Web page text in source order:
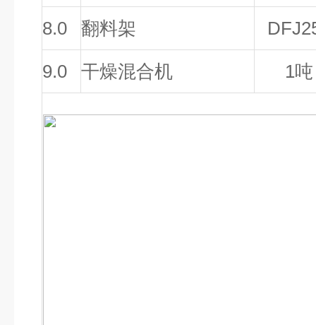
8.0 翻料架
9.0 干燥混合机 1吨